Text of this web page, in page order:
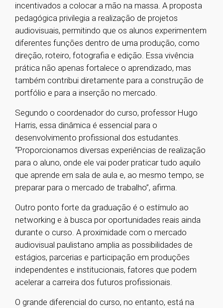
incentivados a colocar a mão na massa. A proposta
pedagógica privilegia a realização de projetos
audiovisuais, permitindo que os alunos experimentem
diferentes funções dentro de uma produção, como
direção, roteiro, fotografia e edição. Essa vivência
prática não apenas fortalece o aprendizado, mas
também contribui diretamente para a construção de
portfólio e para a inserção no mercado.
Segundo o coordenador do curso, professor Hugo
Harris, essa dinâmica é essencial para o
desenvolvimento profissional dos estudantes.
“Proporcionamos diversas experiências de realização
para o aluno, onde ele vai poder praticar tudo aquilo
que aprende em sala de aula e, ao mesmo tempo, se
preparar para o mercado de trabalho”, afirma.
Outro ponto forte da graduação é o estímulo ao
networking e à busca por oportunidades reais ainda
durante o curso. A proximidade com o mercado
audiovisual paulistano amplia as possibilidades de
estágios, parcerias e participação em produções
independentes e institucionais, fatores que podem
acelerar a carreira dos futuros profissionais.
O grande diferencial do curso, no entanto, está na